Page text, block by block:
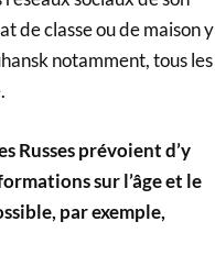
de classe ou de maison y
notamment, tous les
Russes prévoient d’y
sur l’âge et le
par exemple,